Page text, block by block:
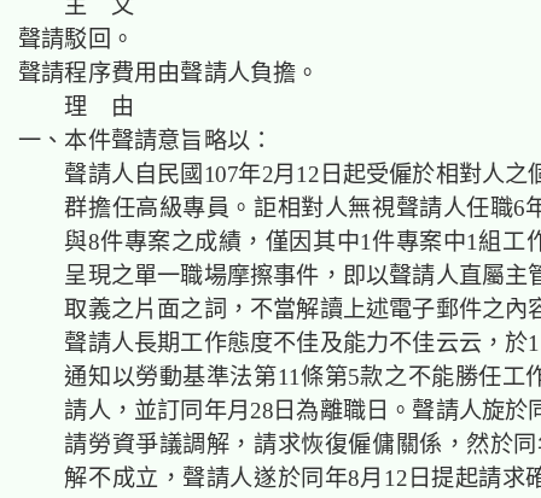
主 文
聲請駁回。
聲請程序費用由聲請人負擔。
理 由
一、本件聲請意旨略以：
聲請人自民國107年2月12日起受僱於相對人之
群擔任高級專員。詎相對人無視聲請人任職6
與8件專案之成績，僅因其中1件專案中1組工
呈現之單一職場摩擦事件，即以聲請人直屬主
取義之片面之詞，不當解讀上述電子郵件之內
聲請人長期工作態度不佳及能力不佳云云，於
通知以勞動基準法第11條第5款之不能勝任工
請人，並訂同年月28日為離職日。聲請人旋於
請勞資爭議調解，請求恢復僱傭關係，然於
解不成立，聲請人遂於同年8月12日提起請求